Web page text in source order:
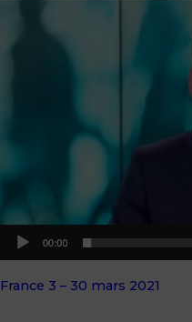
France 3 – 30 mars 2021